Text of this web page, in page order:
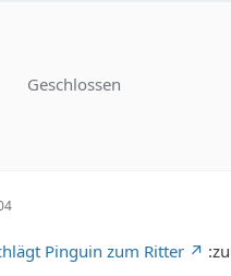
Geschlossen
Pinguin zum Ritter